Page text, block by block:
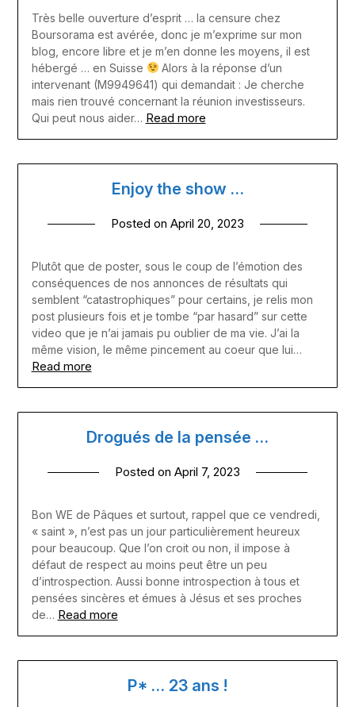
Très belle ouverture d’esprit … la censure chez
Boursorama est avérée, donc je m’exprime sur mon
blog, encore libre et je m’en donne les moyens, il est
hébergé … en Suisse
Alors à la réponse d’un
intervenant (M9949641) qui demandait : Je cherche
mais rien trouvé concernant la réunion investisseurs.
Qui peut nous aider… Read more
Enjoy the show …
Posted on April 20, 2023
Plutôt que de poster, sous le coup de l’émotion des
conséquences de nos annonces de résultats qui
semblent “catastrophiques” pour certains, je relis mon
post plusieurs fois et je tombe “par hasard” sur cette
video que je n’ai jamais pu oublier de ma vie. J’ai la
même vision, le même pincement au coeur que lui…
Read more
Drogués de la pensée …
Posted on April 7, 2023
Bon WE de Pâques et surtout, rappel que ce vendredi,
« saint », n’est pas un jour particulièrement heureux
pour beaucoup. Que l’on croit ou non, il impose à
défaut de respect au moins peut être un peu
d’introspection. Aussi bonne introspection à tous et
pensées sincères et émues à Jésus et ses proches
de… Read more
P* … 23 ans !